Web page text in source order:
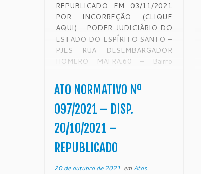
REPUBLICADO EM 03/11/2021
POR INCORREÇÃO (CLIQUE
AQUI) PODER JUDICIÁRIO DO
ESTADO DO ESPÍRITO SANTO –
PJES RUA DESEMBARGADOR
HOMERO MAFRA,60 – Bairro
29050906 – Vitória – ES –
www.tjes.jus.br ATO
NORMATIVO Nº 097/2021 O
Excelentíssimo Senhor
Desembargador Ronaldo Gonçalves
de Sousa, […]
ATO NORMATIVO Nº
097/2021 – DISP.
20/10/2021 –
REPUBLICADO
20 de outubro de 2021 em Atos